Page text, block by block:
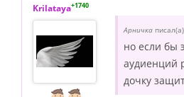
Krilataya+1740
Арничка писал(а)
но если бы
аудиенций
дочку